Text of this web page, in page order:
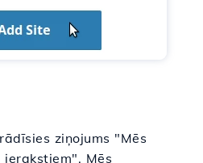
ziņojums "Mēs
Mēs